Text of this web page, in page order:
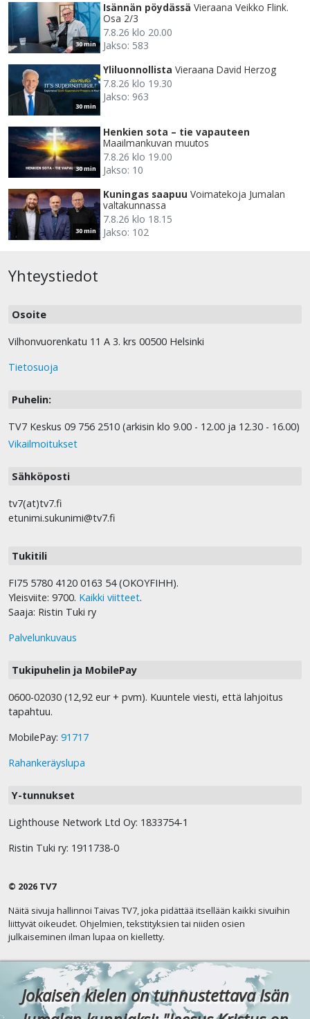
30 min
Isännän pöydässä Vieraana Veikko Flink.
Osa 2/3
7.8.26 klo 20.00
Jakso: 583
30 min
Yliluonnollista Vieraana David Herzog
7.8.26 klo 19.30
Jakso: 963
30 min
Henkien sota – tie vapauteen
Maailmankuvan muutos
7.8.26 klo 19.00
Jakso: 10
30 min
Kuningas saapuu Voimatekoja Jumalan
valtakunnassa
7.8.26 klo 18.15
Jakso: 102
Yhteystiedot
Osoite
Vilhonvuorenkatu 11 A 3. krs 00500 Helsinki
Tietosuoja
Puhelin:
TV7 Keskus 09 756 2510 (arkisin klo 9.00 - 12.00 ja 12.30 - 16.00)
Vikailmoitukset
Sähköposti
tv7(at)tv7.fi
etunimi.sukunimi@tv7.fi
Tukitili
FI75 5780 4120 0163 54 (OKOYFIHH).
Yleisviite: 9700. Kaikki viitteet.
Saaja: Ristin Tuki ry
Palvelunkuvaus
Tukipuhelin ja MobilePay
0600-02030 (12,92 eur + pvm). Kuuntele viesti, että lahjoitus
tapahtuu.
MobilePay: 91717
Rahankeräyslupa
Y-tunnukset
Lighthouse Network Ltd Oy: 1833754-1
Ristin Tuki ry: 1911738-0
© 2026 TV7
Näitä sivuja hallinnoi Taivas TV7, joka pidättää itsellään kaikki sivuihin
liittyvät oikeudet. Ohjelmien, tekstityksien tai niiden osien
julkaiseminen ilman lupaa on kielletty.
Jokaisen kielen on tunnustettava Isän